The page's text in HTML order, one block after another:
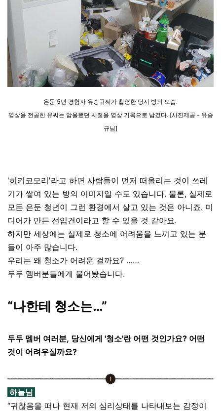
은둔 5년 경험자 유승규씨가 촬영한 당시 방의 모습.
영상을 전공한 유씨는 암울했던 시절을 영상 기록으로 남겼다. [사진제공 - 유승
규님]
'히키코모리'라고 하면 사람들이 먼저 떠올리는 것이 쓰레
기가 쌓여 있는 방의 이미지일 수도 있습니다. 물론, 실제로
모든 은둔 청년이 그런 환경에서 살고 있는 것은 아니죠. 미
디어가 만든 선입견이라고 할 수 있을 것 같아요.
하지만 세상에는 실제로 청소에 어려움을 느끼고 있는 분
들이 아주 많습니다.
우리는 왜 청소가 어려운 걸까요? ……
두두 멤버분들에게 물어봤습니다.
“나한테 청소는…”
두두 멤버 여러분, 당신에게 '청소'란 어떤 것인가요? 어떤
것이 어려우실까요?
하늘님
“귀찮음을 떠나 현재 저의 심리상태를 나타내보는 감정이